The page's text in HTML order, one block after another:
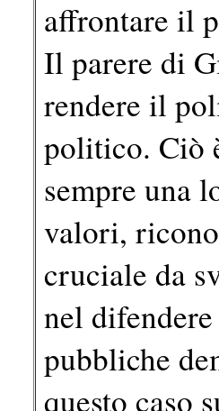
affrontare il
Il parere di
rendere il
politico. Ciò
sempre una
valori,
cruciale da
nel
pubbliche
questo caso